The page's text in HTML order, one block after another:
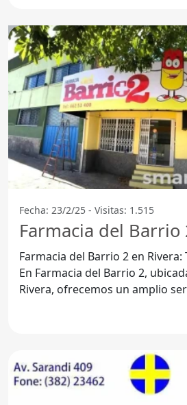
Fecha: 23/2/25 - Visitas: 1.515
Farmacia del Barrio
Farmacia del Barrio 2 en Rivera:
En Farmacia del Barrio 2,
Rivera, ofrecemos un amplio